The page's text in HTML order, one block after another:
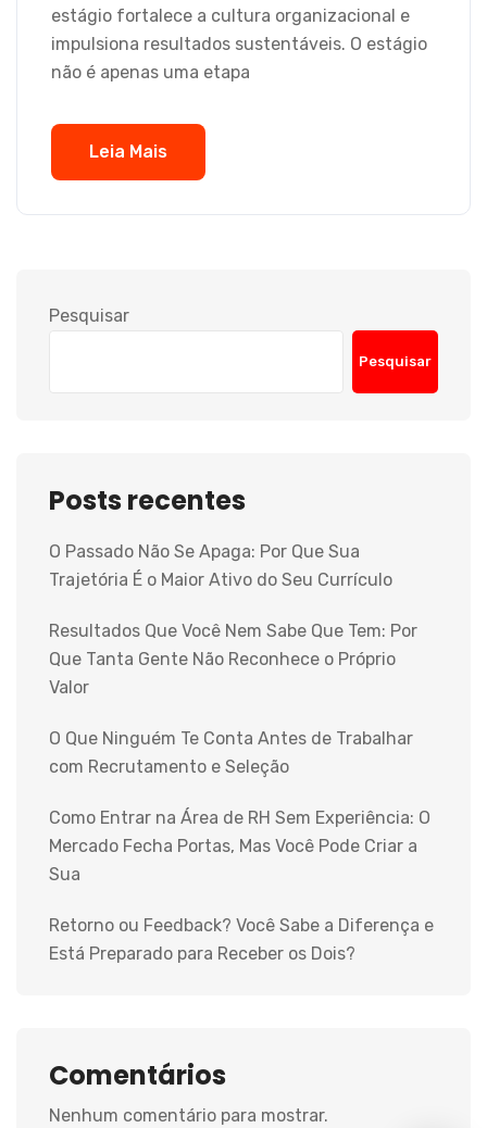
estágio fortalece a cultura organizacional e
impulsiona resultados sustentáveis. O estágio
não é apenas uma etapa
Leia Mais
Pesquisar
Pesquisar
Posts recentes
O Passado Não Se Apaga: Por Que Sua
Trajetória É o Maior Ativo do Seu Currículo
Resultados Que Você Nem Sabe Que Tem: Por
Que Tanta Gente Não Reconhece o Próprio
Valor
O Que Ninguém Te Conta Antes de Trabalhar
com Recrutamento e Seleção
Como Entrar na Área de RH Sem Experiência: O
Mercado Fecha Portas, Mas Você Pode Criar a
Sua
Retorno ou Feedback? Você Sabe a Diferença e
Está Preparado para Receber os Dois?
Comentários
Nenhum comentário para mostrar.